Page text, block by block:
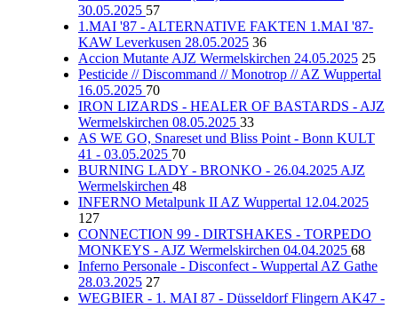
30.05.2025 57
1.MAI '87 - ALTERNATIVE FAKTEN 1.MAI '87-
KAW Leverkusen 28.05.2025 36
Accion Mutante AJZ Wermelskirchen 24.05.2025 25
Pesticide // Discommand // Monotrop // AZ Wuppertal
16.05.2025 70
IRON LIZARDS - HEALER OF BASTARDS - AJZ
Wermelskirchen 08.05.2025 33
AS WE GO, Snareset und Bliss Point - Bonn KULT
41 - 03.05.2025 70
BURNING LADY - BRONKO - 26.04.2025 AJZ
Wermelskirchen 48
INFERNO Metalpunk II AZ Wuppertal 12.04.2025
127
CONNECTION 99 - DIRTSHAKES - TORPEDO
MONKEYS - AJZ Wermelskirchen 04.04.2025 68
Inferno Personale - Disconfect - Wuppertal AZ Gathe
28.03.2025 27
WEGBIER - 1. MAI 87 - Düsseldorf Flingern AK47 -